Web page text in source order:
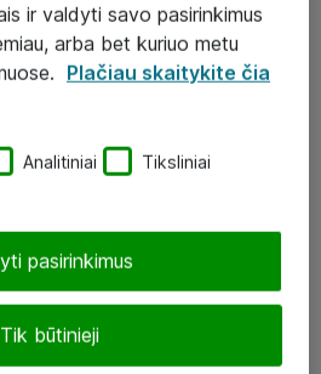
ir valdyti savo pasirinkimus
arba bet kuriuo metu
Plačiau skaitykite čia
Analitiniai Tiksliniai
Tik būtinieji
pasirinkimus